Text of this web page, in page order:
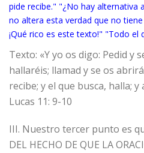
pide recibe." "¿No hay alternativa
no altera esta verdad que no
¡Qué rico es este texto!" "Todo el
​Texto: «Y yo os digo: Pedid y
hallaréis; llamad y se os
recibe; y el que busca, halla;
Lucas 11: 9-10
III. Nuestro tercer punto es
DEL HECHO DE QUE LA